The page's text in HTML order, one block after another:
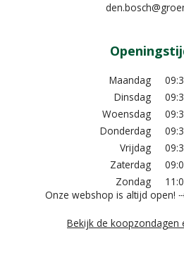
Maandag
Dinsdag
Woensdag
Donderdag
Vrijdag
Zaterdag
Zondag
Onze webshop is altijd open!
Bekijk de koopzondagen